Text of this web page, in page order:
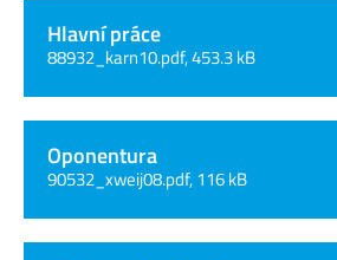
Hlavní práce
88932_karn10.pdf, 453.3 kB
Oponentura
90532_xweij08.pdf, 116 kB